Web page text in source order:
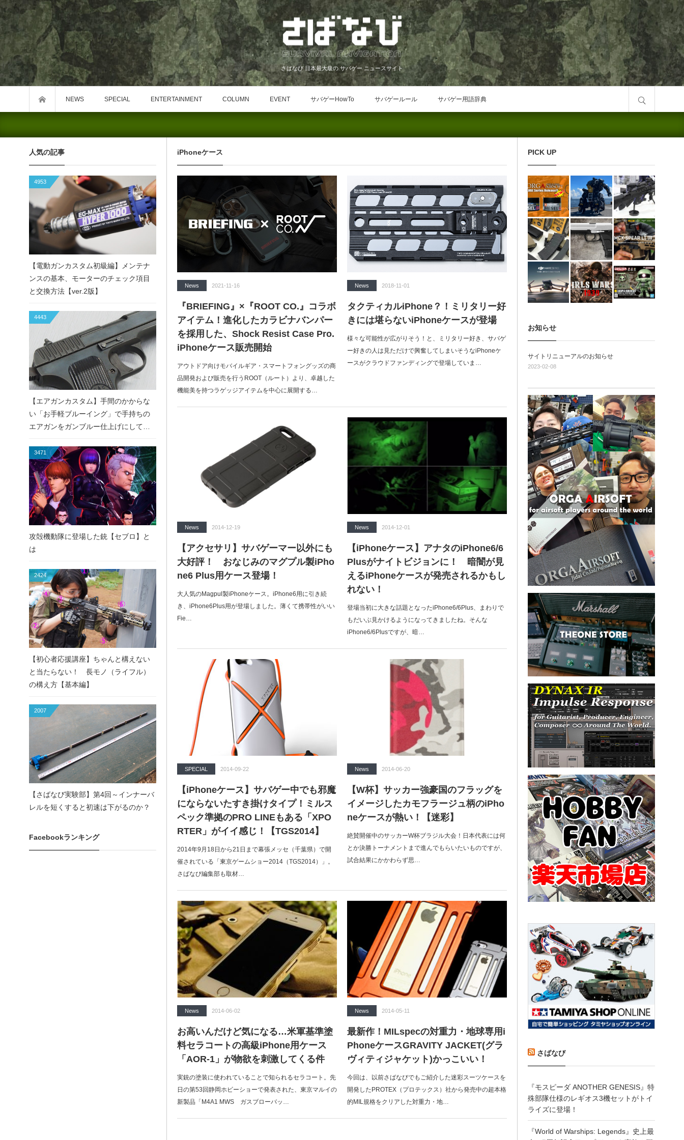
さばなび 日本最大級の サバゲー ニュースサイト
NEWS SPECIAL ENTERTAINMENT COLUMN EVENT サバゲーHowTo サバゲールール サバゲー用語辞典
iPhoneケース
News 2021-11-16
『BRIEFING』×『ROOT CO.』コラボ
アイテム！進化したカラビナバンパー
を採用した、Shock Resist Case Pro.
iPhoneケース販売開始
アウトドア向けモバイルギア・スマートフォングッズの商
品開発および販売を行うROOT（ルート）より、卓越した
機能美を持つラゲッジアイテムを中心に展開する…
News 2018-11-01
タクティカルiPhone？！ミリタリー好
きには堪らないiPhoneケースが登場
様々な可能性が広がりそう！と、ミリタリー好き、サバゲ
ー好きの人は見ただけで興奮してしまいそうなiPhoneケ
ースがクラウドファンディングで登場していま…
News 2014-12-19
【アクセサリ】サバゲーマー以外にも
大好評！ おなじみのマグプル製iPho
ne6 Plus用ケース登場！
大人気のMagpul製iPhoneケース。iPhone6用に引き続
き、iPhone6Plus用が登場しました。薄くて携帯性がいい
Fie…
News 2014-12-01
【iPhoneケース】アナタのiPhone6/6
Plusがナイトビジョンに！ 暗闇が見
えるiPhoneケースが発売されるかもし
れない！
登場当初に大きな話題となったiPhone6/6Plus、まわりで
もだいぶ見かけるようになってきましたね。そんな
iPhone6/6Plusですが、暗…
SPECIAL 2014-09-22
【iPhoneケース】サバゲー中でも邪魔
にならないたすき掛けタイプ！ミルス
ペック準拠のPRO LINEもある「XPO
RTER」がイイ感じ！【TGS2014】
2014年9月18日から21日まで幕張メッセ（千葉県）で開
催されている「東京ゲームショー2014（TGS2014）」。
さばなび編集部も取材…
News 2014-06-20
【W杯】サッカー強豪国のフラッグを
イメージしたカモフラージュ柄のiPho
neケースが熱い！【迷彩】
絶賛開催中のサッカーW杯ブラジル大会！日本代表には何
とか決勝トーナメントまで進んでもらいたいものですが、
試合結果にかかわらず思…
News 2014-06-02
お高いんだけど気になる…米軍基準塗
料セラコートの高級iPhone用ケース
「AOR-1」が物欲を刺激してくる件
実銃の塗装に使われていることで知られるセラコート。先
日の第53回静岡ホビーショーで発表された、東京マルイの
新製品「M4A1 MWS ガスブローバッ…
News 2014-05-11
最新作！MILspecの対重力・地球専用i
PhoneケースGRAVITY JACKET(グラ
ヴィティジャケット)かっこいい！
今回は、以前さばなびでもご紹介した迷彩スーツケースを
開発したPROTEX（プロテックス）社から発売中の超本格
的MIL規格をクリアした対重力・地…
人気の記事
4953
【電動ガンカスタム初級編】メンテナ
ンスの基本、モーターのチェック項目
と交換方法【ver.2版】
4443
【エアガンカスタム】手間のかからな
い「お手軽ブルーイング」で手持ちの
エアガンをガンブルー仕上げにしてみ
3471
攻殻機動隊に登場した銃【セブロ】と
は
2424
【初心者応援講座】ちゃんと構えない
と当たらない！ 長モノ（ライフル）
の構え方【基本編】
2007
【さばなび実験部】第4回～インナーバ
レルを短くすると初速は下がるのか？
Facebookランキング
PICK UP
お知らせ
サイトリニューアルのお知らせ
2023-02-08
さばなび
『モスピーダ ANOTHER GENESIS』特
殊部隊仕様のレギオス3機セットがトイ
ライズに登場！
『World of Warships: Legends』史上最